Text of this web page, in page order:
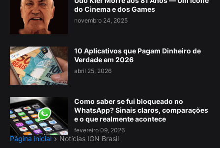
do Cinema e dos Games
novembro 24, 2025
10 Aplicativos que Pagam Dinheiro de
Verdade em 2026
abril 25, 2026
Como saber se fui bloqueado no
WhatsApp? Sinais claros, comparações
e o que realmente acontece
fevereiro 09, 2026
Página inicial Notícias IGN Brasil